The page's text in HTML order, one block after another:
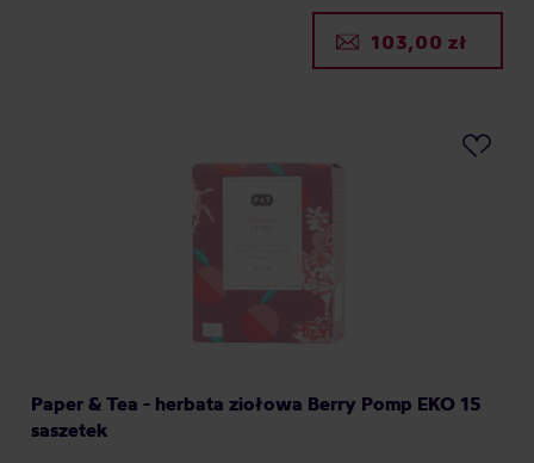
103,00 zł
Paper & Tea - herbata ziołowa Berry Pomp EKO 15
saszetek